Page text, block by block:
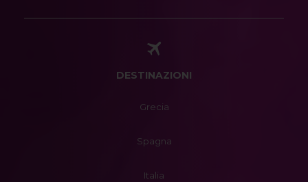
DESTINAZIONI
Grecia
Spagna
Italia